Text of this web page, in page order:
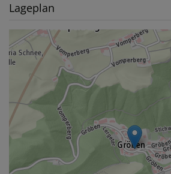
Lageplan